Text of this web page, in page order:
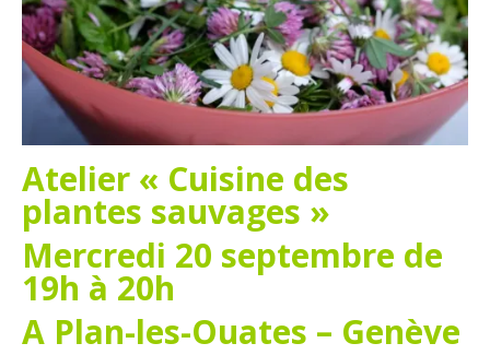
Atelier « Cuisine des
plantes sauvages »
Mercredi 20 septembre de
19h à 20h
A Plan-les-Ouates – Genève